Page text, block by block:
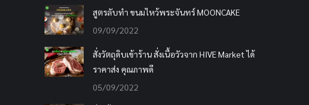
สูตรลับทำ ขนมไหว้พระจันทร์ MOONCAKE
09/09/2022
สั่งวัตถุดิบเข้าร้าน สั่งเนื้อวัวจาก HIVE Market ได้
ราคาส่ง คุณภาพดี
05/09/2022